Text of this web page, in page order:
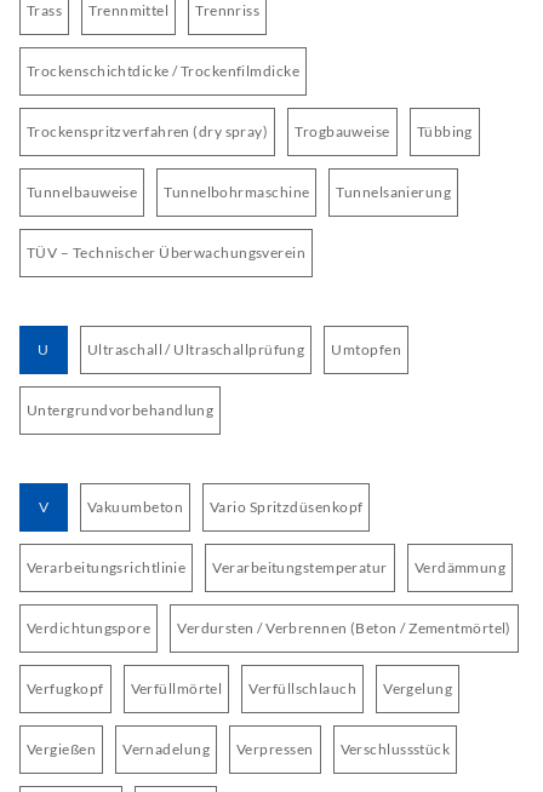
Trass Trennmittel Trennriss
Trockenschichtdicke / Trockenfilmdicke
Trockenspritzverfahren (dry spray) Trogbauweise Tübbing
Tunnelbauweise Tunnelbohrmaschine Tunnelsanierung
TÜV – Technischer Überwachungsverein
U Ultraschall / Ultraschallprüfung Umtopfen
Untergrundvorbehandlung
V Vakuumbeton Vario Spritzdüsenkopf
Verarbeitungsrichtlinie Verarbeitungstemperatur Verdämmung
Verdichtungspore Verdursten / Verbrennen (Beton / Zementmörtel)
Verfugkopf Verfüllmörtel Verfüllschlauch Vergelung
Vergießen Vernadelung Verpressen Verschlussstück